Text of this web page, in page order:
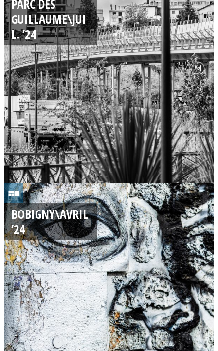
/
0
7
/
2
0
2
4
PARC DES
GUILLAUME\JUI
L. ’24
0
6
/
0
4
/
2
0
2
4
BOBIGNY\AVRIL
’24